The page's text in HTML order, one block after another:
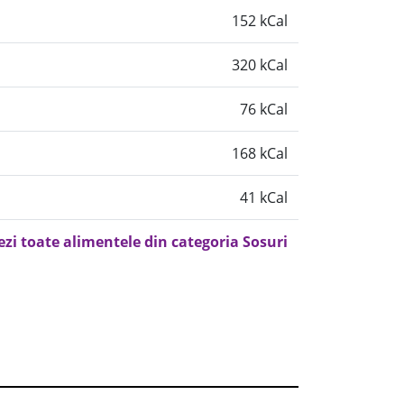
152 kCal
320 kCal
76 kCal
168 kCal
41 kCal
toate alimentele din categoria Sosuri